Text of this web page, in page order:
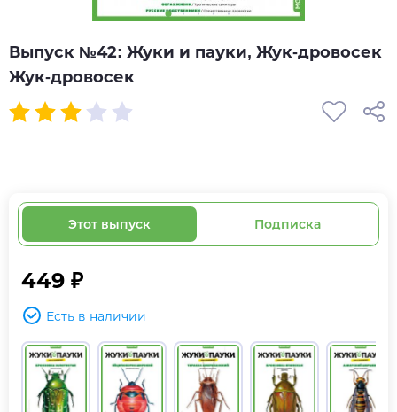
Выпуск №42: Жуки и пауки, Жук-дровосек
Жук-дровосек
Этот выпуск Подписка
449 ₽
Есть в наличии